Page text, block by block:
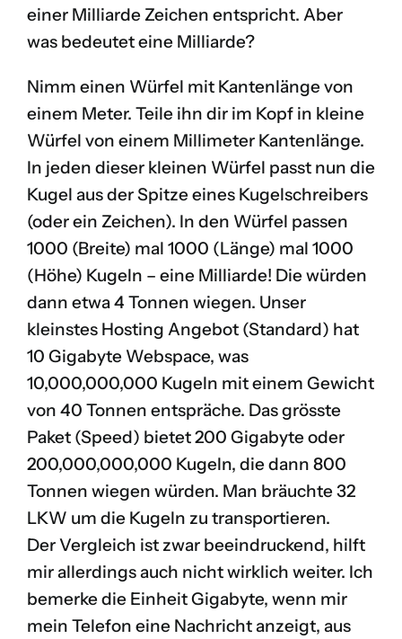
einer Milliarde Zeichen entspricht. Aber
was bedeutet eine Milliarde?
Nimm einen Würfel mit Kantenlänge von
einem Meter. Teile ihn dir im Kopf in kleine
Würfel von einem Millimeter Kantenlänge.
In jeden dieser kleinen Würfel passt nun die
Kugel aus der Spitze eines Kugelschreibers
(oder ein Zeichen). In den Würfel passen
1000 (Breite) mal 1000 (Länge) mal 1000
(Höhe) Kugeln – eine Milliarde! Die würden
dann etwa 4 Tonnen wiegen. Unser
kleinstes Hosting Angebot (Standard) hat
10 Gigabyte Webspace, was
10,000,000,000 Kugeln mit einem Gewicht
von 40 Tonnen entspräche. Das grösste
Paket (Speed) bietet 200 Gigabyte oder
200,000,000,000 Kugeln, die dann 800
Tonnen wiegen würden. Man bräuchte 32
LKW um die Kugeln zu transportieren.
Der Vergleich ist zwar beeindruckend, hilft
mir allerdings auch nicht wirklich weiter. Ich
bemerke die Einheit Gigabyte, wenn mir
mein Telefon eine Nachricht anzeigt, aus